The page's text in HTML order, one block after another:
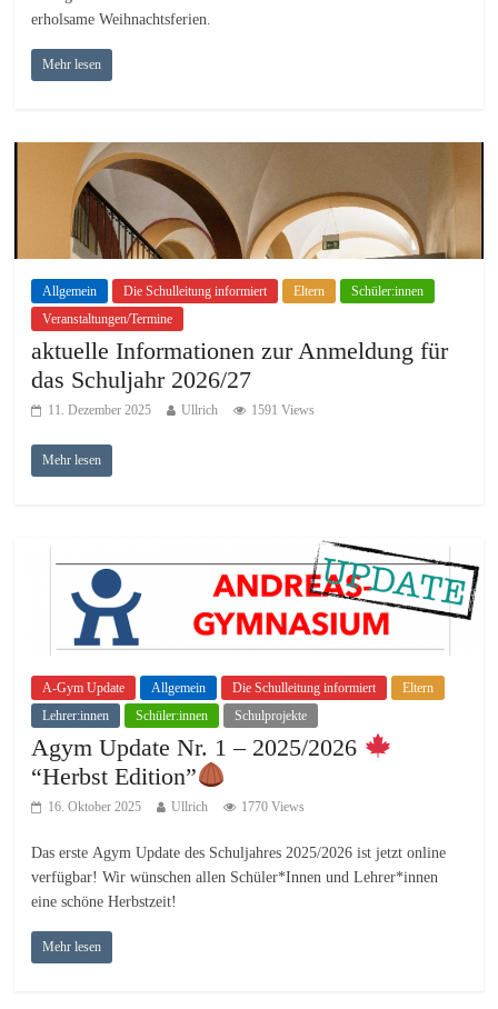
erholsame Weihnachtsferien.
Mehr lesen
Allgemein Die Schulleitung informiert Eltern
Schüler:innen
Veranstaltungen/Termine
aktuelle Informationen zur Anmeldung für
das Schuljahr 2026/27
11. Dezember 2025 Ullrich 1591 Views
Mehr lesen
A-Gym Update Allgemein Die Schulleitung informiert
Eltern
Lehrer:innen
Schüler:innen Schulprojekte
Agym Update Nr. 1 – 2025/2026
“Herbst Edition”
16. Oktober 2025 Ullrich 1770 Views
Das erste Agym Update des Schuljahres 2025/2026 ist jetzt online
verfügbar! Wir wünschen allen Schüler*Innen und Lehrer*innen
eine schöne Herbstzeit!
Mehr lesen